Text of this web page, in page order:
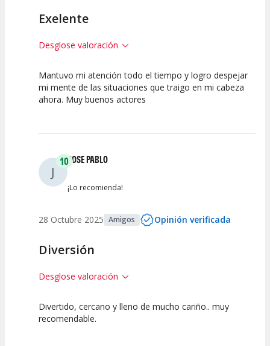
Exelente
Desglose valoración
10
Calidad del
10
Puesta en
10
Interpretación
Mantuvo mi atención todo el tiempo y logro despejar
mi mente de las situaciones que traigo en mi cabeza
ahora. Muy buenos actores
J
10JOSE PABLO
¡Lo recomienda!
28 Octubre 2025 Amigos Opinión verificada
Diversión
Desglose valoración
10 10 10
Divertido, cercano y lleno de mucho cariño.. muy
recomendable.